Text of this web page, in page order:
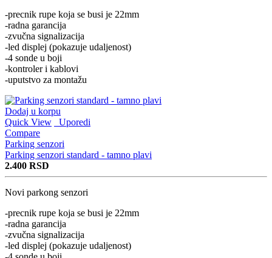
-precnik rupe koja se busi je 22mm
-radna garancija
-zvučna signalizacija
-led displej (pokazuje udaljenost)
-4 sonde u boji
-kontroler i kablovi
-uputstvo za montažu
Dodaj u korpu
Quick View
Uporedi
Compare
Parking senzori
Parking senzori standard - tamno plavi
2.400 RSD
Novi parkong senzori
-precnik rupe koja se busi je 22mm
-radna garancija
-zvučna signalizacija
-led displej (pokazuje udaljenost)